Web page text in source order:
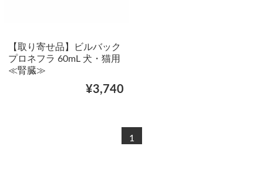
【取り寄せ品】ビルバック
プロネフラ 60mL 犬・猫用
≪腎臓≫
¥3,740
1